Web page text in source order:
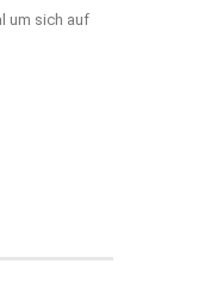
um sich auf